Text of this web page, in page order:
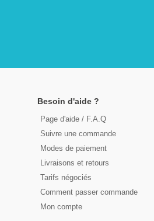
Besoin d'aide ?
Page d'aide / F.A.Q
Suivre une commande
Modes de paiement
Livraisons et retours
Tarifs négociés
Comment passer commande
Mon compte